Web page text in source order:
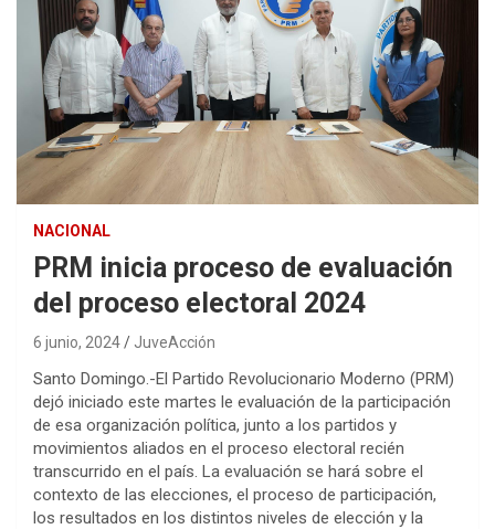
NACIONAL
PRM inicia proceso de evaluación
del proceso electoral 2024
6 junio, 2024 JuveAcción
Santo Domingo.-El Partido Revolucionario Moderno (PRM)
dejó iniciado este martes le evaluación de la participación
de esa organización política, junto a los partidos y
movimientos aliados en el proceso electoral recién
transcurrido en el país. La evaluación se hará sobre el
contexto de las elecciones, el proceso de participación,
los resultados en los distintos niveles de elección y la